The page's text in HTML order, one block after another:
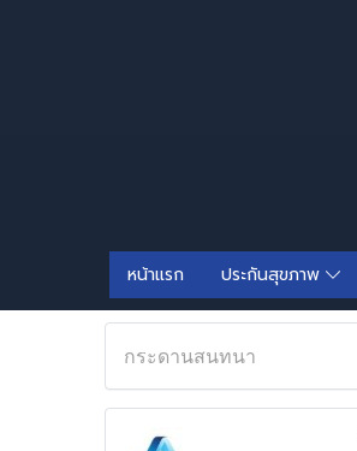
หน้าแรก ประกันสุขภาพ
กระดานสนทนา